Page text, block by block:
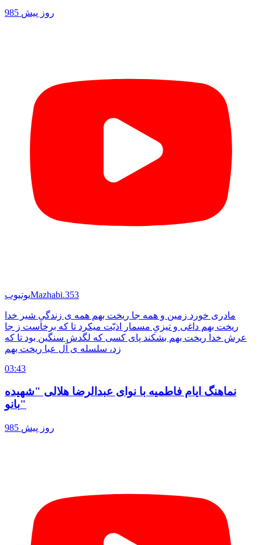
985 روز پیش
یوتیوبMazhabi.353
مادری خورد زمین و همه جا ریخت بهم همه ی زندگیِ شیر خدا
ریخت بهم داغی و تیزیِ مسمار اذیّت میکرد تا که برخاست ز جا
عرش خدا ریخت بهم بشکند پای کسی که لگدش سنگین بود تا که
زد، سلسله ی آل عبا ریخت بهم
03:43
نماهنگ ایام فاطمیه با نوای عبدالرضا هلالی "شهیده
بانو"
985 روز پیش